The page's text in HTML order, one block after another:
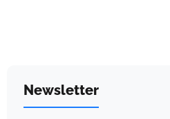
Newsletter